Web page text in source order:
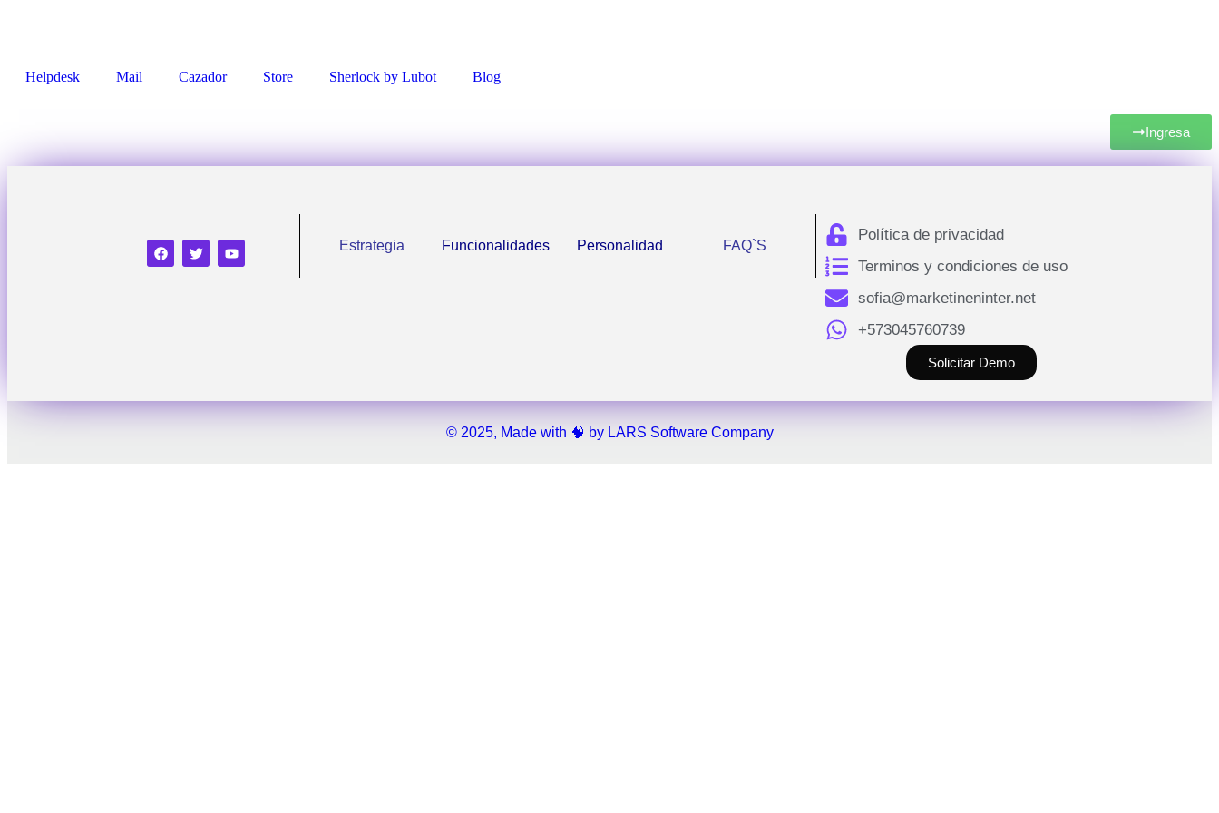
Helpdesk Mail Cazador Store Sherlock by Lubot Blog
Ingresa
Estrategia Funcionalidades Personalidad FAQ`S
Política de privacidad
Terminos y condiciones de uso
sofia@marketineninter.net
+573045760739
Solicitar Demo
© 2025, Made with 🧠 by LARS Software Company